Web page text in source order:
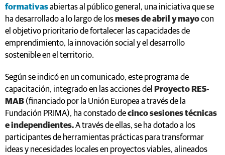
formativasabiertas al público general, una iniciativa que se
ha desarrollado a lo largo de losmeses de abril y mayocon
el objetivo prioritario de fortalecer las capacidades de
emprendimiento, la innovación social y el desarrollo
sostenible en el territorio.
Según se indicó en un comunicado, este programa de
capacitación, integrado en las acciones del
Proyecto RES-
MAB (financiado por la Unión Europea a través de la
Fundación PRIMA), ha constado decinco sesiones técnicas
e independientes.A través de ellas, se ha dotado a los
participantes de herramientas prácticas para transformar
ideas y necesidades locales en proyectos viables, alineados